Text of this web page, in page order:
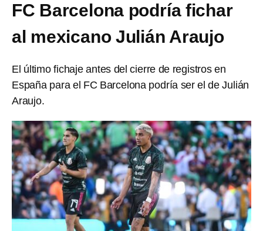
FC Barcelona podría fichar
al mexicano Julián Araujo
El último fichaje antes del cierre de registros en
España para el FC Barcelona podría ser el de Julián
Araujo.